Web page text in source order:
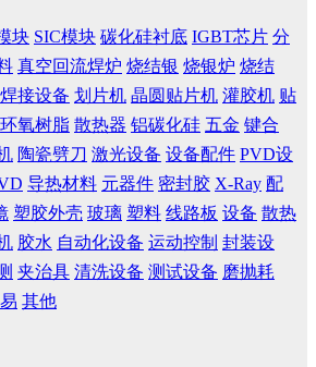
块 SIC模块 碳化硅衬底 IGBT芯片 分
真空回流焊炉 烧结银 烧银炉 烧结
焊接设备 划片机 晶圆贴片机 灌胶机 贴
环氧树脂 散热器 铝碳化硅 五金 键合
陶瓷劈刀 激光设备 设备配件 PVD设
导热材料 元器件 密封胶 X-Ray 配
塑胶外壳 玻璃 塑料 线路板 设备 散热
胶水 自动化设备 运动控制 封装设
夹治具 清洗设备 测试设备 磨抛耗
其他